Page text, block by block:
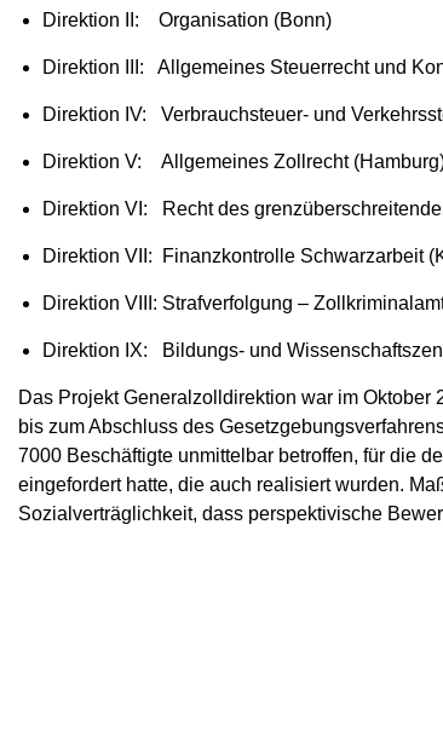
Direktion II: Organisation (Bonn)
Direktion III: Allgemeines Steuerrecht und
Direktion IV: Verbrauchsteuer- und
Direktion V: Allgemeines Zollrecht
Direktion VI: Recht des
Direktion VII: Finanzkontrolle Schwarzarbeit
Direktion VIII: Strafverfolgung –
Direktion IX: Bildungs- und
Das Projekt Generalzolldirektion war im
bis zum Abschluss des
7000 Beschäftigte unmittelbar betroffen, für die
eingefordert hatte, die auch realisiert wurden.
Sozialverträglichkeit, dass perspektivische